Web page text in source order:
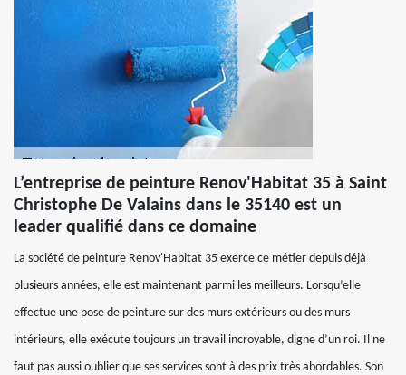
L’entreprise de peinture Renov'Habitat 35 à Saint
Christophe De Valains dans le 35140 est un
leader qualifié dans ce domaine
La société de peinture Renov'Habitat 35 exerce ce métier depuis déjà
plusieurs années, elle est maintenant parmi les meilleurs. Lorsqu’elle
effectue une pose de peinture sur des murs extérieurs ou des murs
intérieurs, elle exécute toujours un travail incroyable, digne d’un roi. Il ne
faut pas aussi oublier que ses services sont à des prix très abordables. Son